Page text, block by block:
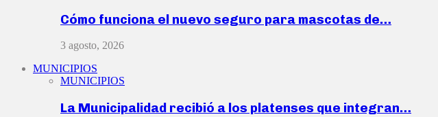
Cómo funciona el nuevo seguro para mascotas de…
3 agosto, 2026
MUNICIPIOS
MUNICIPIOS
La Municipalidad recibió a los platenses que integran…